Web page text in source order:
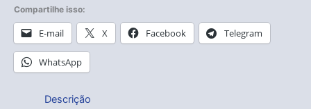
Compartilhe isso:
E-mail X Facebook Telegram
WhatsApp
Descrição